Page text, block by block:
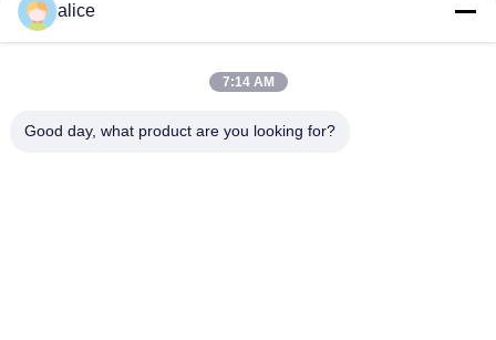
films de polyester 40mic rétrécissables transparents pour
imprimer des labels de bouteille
Film rétractable PETG flexible : matériau PET parfait pour
alice
7:14 AM
Good day, what product are you looking for?